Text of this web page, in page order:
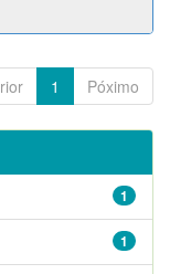
1 Póximo
1
1